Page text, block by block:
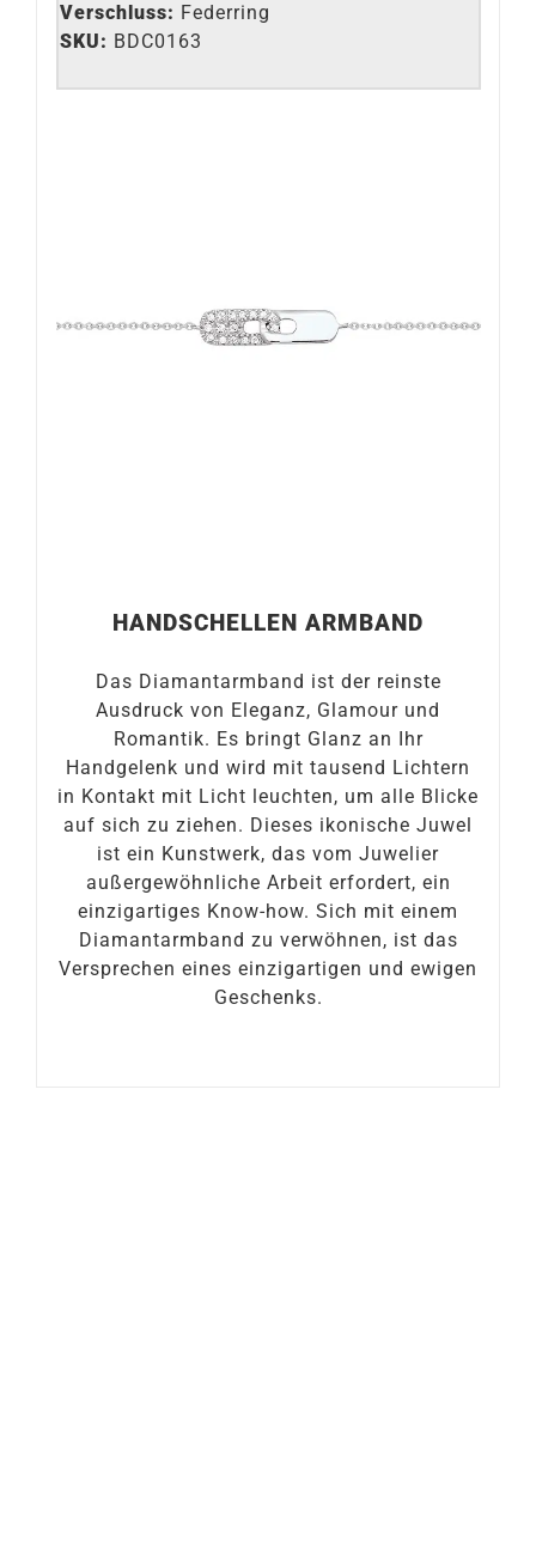
Verschluss: Federring
SKU: BDC0163
HANDSCHELLEN ARMBAND
Das Diamantarmband ist der reinste
Ausdruck von Eleganz, Glamour und
Romantik. Es bringt Glanz an Ihr
Handgelenk und wird mit tausend Lichtern
in Kontakt mit Licht leuchten, um alle Blicke
auf sich zu ziehen. Dieses ikonische Juwel
ist ein Kunstwerk, das vom Juwelier
außergewöhnliche Arbeit erfordert, ein
einzigartiges Know-how. Sich mit einem
Diamantarmband zu verwöhnen, ist das
Versprechen eines einzigartigen und ewigen
Geschenks.